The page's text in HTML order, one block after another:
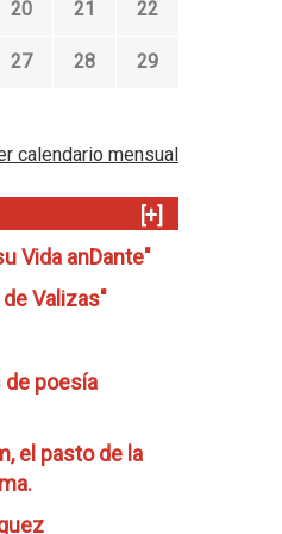
20 21 22
27 28 29
calendario mensual
[+]
Vida anDante"
Valizas"
poesía
el pasto de la